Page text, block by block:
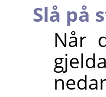
Slå på
Når